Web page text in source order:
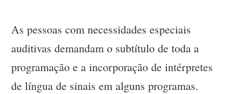
As pessoas com necessidades especiais
auditivas demandam o subtítulo de toda a
programação e a incorporação de intérpretes
de língua de sinais em alguns programas.